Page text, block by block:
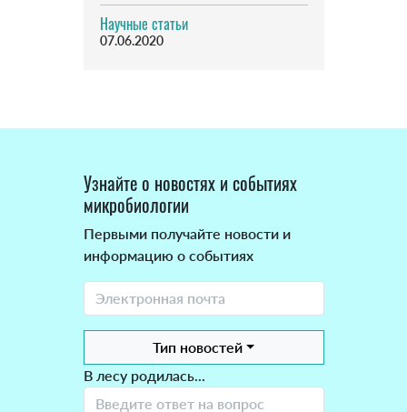
Научные статьи
07.06.2020
Узнайте о новостях и событиях
микробиологии
Первыми получайте новости и
информацию о событиях
Тип новостей
В лесу родилась...